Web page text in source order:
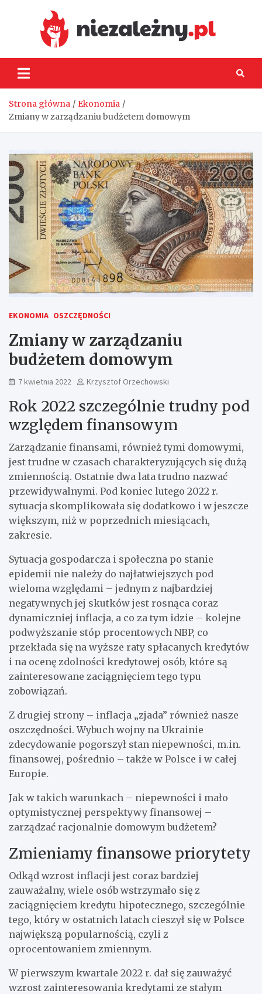
Strona główna
Ekonomia
Zmiany w zarządzaniu budżetem domowym
EKONOMIA OSZCZĘDNOŚCI
Zmiany w zarządzaniu
budżetem domowym
7 kwietnia 2022 Krzysztof Orzechowski
Rok 2022 szczególnie trudny pod
względem finansowym
Zarządzanie finansami, również tymi domowymi,
jest trudne w czasach charakteryzujących się dużą
zmiennością. Ostatnie dwa lata trudno nazwać
przewidywalnymi. Pod koniec lutego 2022 r.
sytuacja skomplikowała się dodatkowo i w jeszcze
większym, niż w poprzednich miesiącach,
zakresie.
Sytuacja gospodarcza i społeczna po stanie
epidemii nie należy do najłatwiejszych pod
wieloma względami – jednym z najbardziej
negatywnych jej skutków jest rosnąca coraz
dynamiczniej inflacja, a co za tym idzie – kolejne
podwyższanie stóp procentowych NBP, co
przekłada się na wyższe raty spłacanych kredytów
i na ocenę zdolności kredytowej osób, które są
zainteresowane zaciągnięciem tego typu
zobowiązań.
Z drugiej strony – inflacja „zjada” również nasze
oszczędności. Wybuch wojny na Ukrainie
zdecydowanie pogorszył stan niepewności, m.in.
finansowej, pośrednio – także w Polsce i w całej
Europie.
Jak w takich warunkach – niepewności i mało
optymistycznej perspektywy finansowej –
zarządzać racjonalnie domowym budżetem?
Zmieniamy finansowe priorytety
Odkąd wzrost inflacji jest coraz bardziej
zauważalny, wiele osób wstrzymało się z
zaciągnięciem kredytu hipotecznego, szczególnie
tego, który w ostatnich latach cieszył się w Polsce
największą popularnością, czyli z
oprocentowaniem zmiennym.
W pierwszym kwartale 2022 r. dał się zauważyć
wzrost zainteresowania kredytami ze stałym